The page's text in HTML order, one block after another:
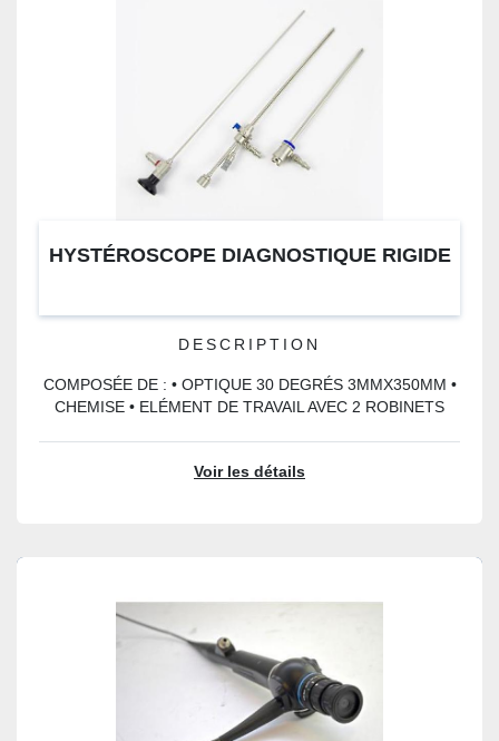
HYSTÉROSCOPE DIAGNOSTIQUE RIGIDE
DESCRIPTION
COMPOSÉE DE : • OPTIQUE 30 DEGRÉS 3MMX350MM •
CHEMISE • ELÉMENT DE TRAVAIL AVEC 2 ROBINETS
Voir les détails